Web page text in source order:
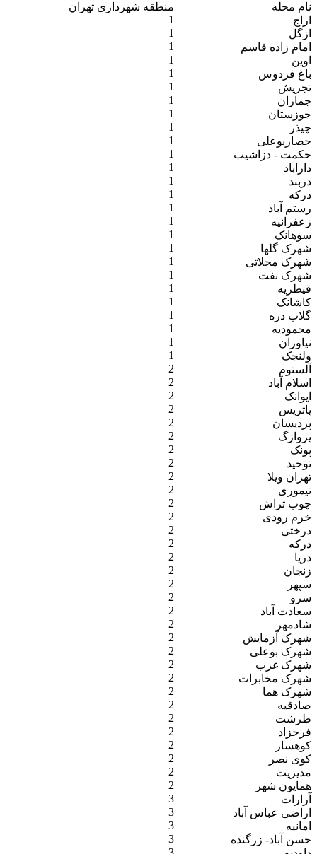
نام محله
منطقه شهرداری تهران
اراج
1
ازگل
1
امام زاده قاسم
1
اوین
1
باغ فردوس
1
تجریش
1
جماران
1
جوزستان
1
چیذر
1
حصاربوعلی
1
حکمت - دزاشیب
1
داراباد
1
دربند
1
درکه
1
رستم آباد
1
زعفرانیه
1
سوهانک
1
شهرک گلها
1
شهرک محلاتی
1
شهرک نفت
1
قیطریه
1
کاشانک
1
گلاب دره
1
محمودیه
1
نیاوران
1
ولنجک
1
آلستوم
2
اسلام آباد
2
ایوانک
2
پاتریس
2
پردیسان
2
پروازگ
2
پونک
2
توحید
2
تهران ویلا
2
تیموری
2
چوب تراش
2
خرم رودی
2
درختی
2
درکه
2
دریا
2
زنجان
2
سپهر
2
سرو
2
سعادت آباد
2
شادمهر
2
شهرک آزمایش
2
شهرک بوعلی
2
شهرک غرب
2
شهرک مخابرات
2
شهرک هما
2
صادقیه
2
طرشت
2
فرحزاد
2
کوهسار
2
کوی نصر
2
مدیریت
2
همایون شهر
2
آرارات
3
اراضی عباس آباد
3
امانیه
3
حسن آباد- زرگنده
3